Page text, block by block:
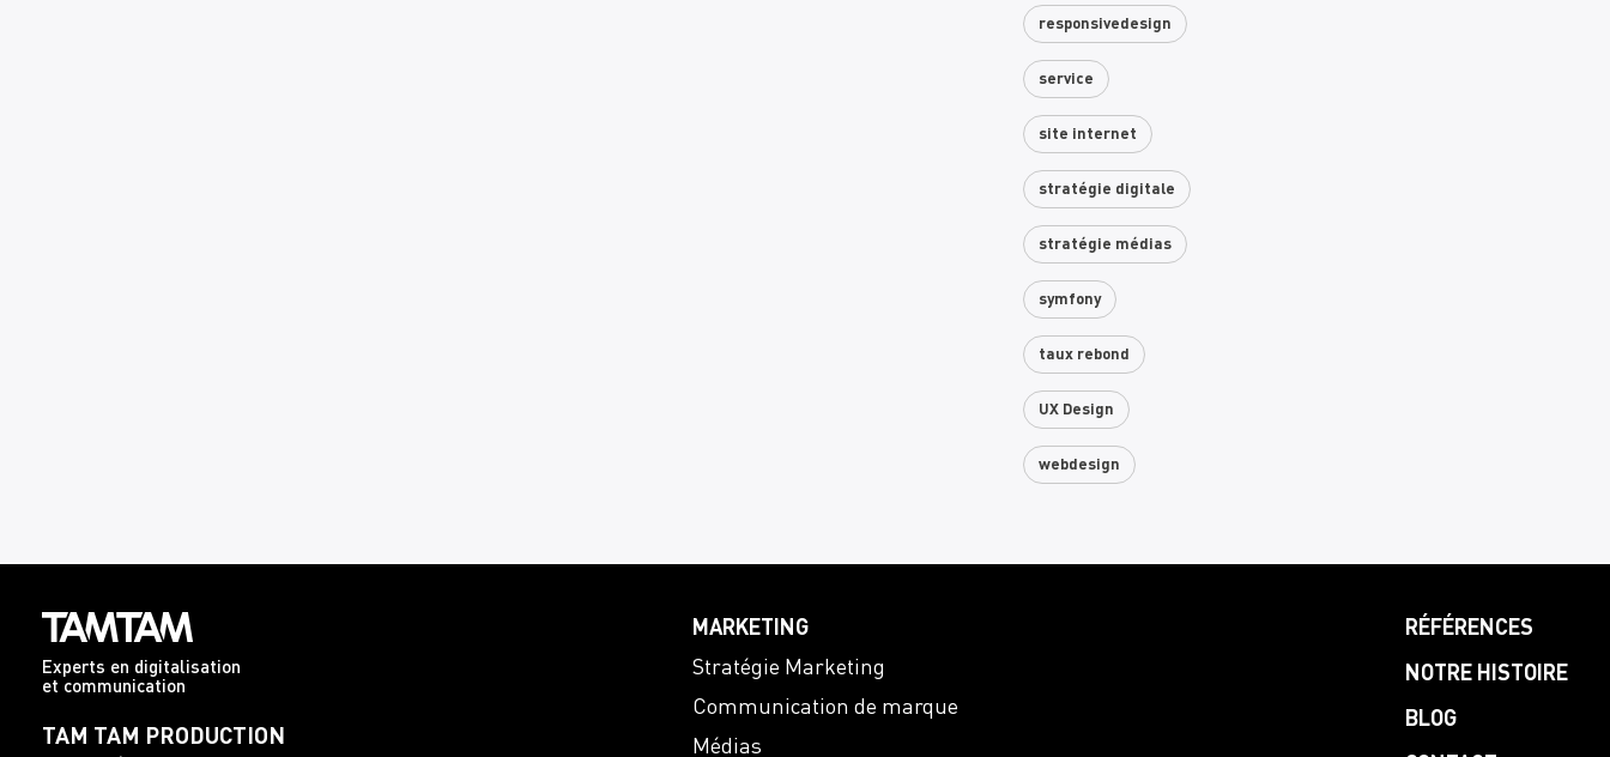
responsivedesign
service
site internet
stratégie digitale
stratégie médias
symfony
taux rebond
UX Design
webdesign
Experts en digitalisation
et communication
TAM TAM PRODUCTION
MARKETING
Stratégie Marketing
Communication de marque
Médias
RÉFÉRENCES
NOTRE HISTOIRE
BLOG